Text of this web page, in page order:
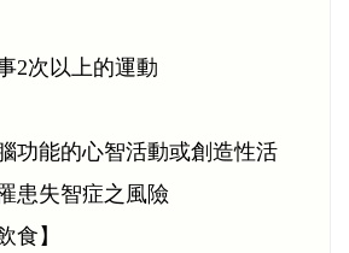
2次以上的運動
功能的心智活動或創造性活
患失智症之風險
食】